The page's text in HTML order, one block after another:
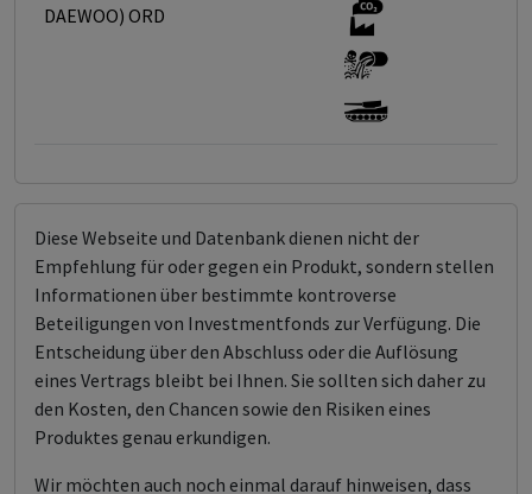
DAEWOO) ORD
Diese Webseite und Datenbank dienen nicht der
Empfehlung für oder gegen ein Produkt, sondern stellen
Informationen über bestimmte kontroverse
Beteiligungen von Investmentfonds zur Verfügung. Die
Entscheidung über den Abschluss oder die Auflösung
eines Vertrags bleibt bei Ihnen. Sie sollten sich daher zu
den Kosten, den Chancen sowie den Risiken eines
Produktes genau erkundigen.
Wir möchten auch noch einmal darauf hinweisen, dass